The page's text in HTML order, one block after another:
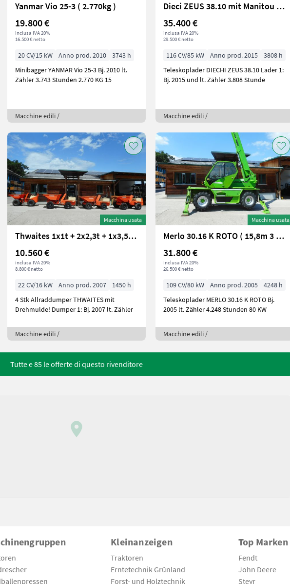
Yanmar Vio 25-3 ( 2.770kg )
19.800 €
inclusa IVA 20%
16.500 € netto
20 CV/15 kW Anno prod. 2010
3743 h
Minibagger YANMAR Vio 25-3 Bj. 2010 lt.
Zähler 3.743 Stunden 2.770 KG 15
Macchine edili /
Dieci ZEUS 38.10 mit Manitou Schnellwechsler
35.400 €
inclusa IVA 20%
29.500 € netto
116 CV/85 kW Anno prod. 2015
3808 h
Teleskoplader DIECHI ZEUS 38.10 Lader 1:
Bj. 2015 und lt. Zähler 3.808 Stunde
Macchine edili /
Macchina usata
Thwaites 1x1t + 2x2,3t + 1x3,5t mit Drehmulde
10.560 €
inclusa IVA 20%
8.800 € netto
22 CV/16 kW Anno prod. 2007
1450 h
4 Stk Allraddumper THWAITES mit
Drehmulde! Dumper 1: Bj. 2007 lt. Zähler
Macchine edili /
Macchina usata
Merlo 30.16 K ROTO ( 15,8m 3 Tonnen )
31.800 €
inclusa IVA 20%
26.500 € netto
109 CV/80 kW Anno prod. 2005
4248 h
Teleskoplader MERLO 30.16 K ROTO Bj.
2005 lt. Zähler 4.248 Stunden 80 KW
Macchine edili /
Tutte e 85 le offerte di questo rivenditore
Kleinanzeigen
Traktoren
Erntetechnik Grünland
Forst- und Holztechnik
Top Marken
Fendt
John Deere
Steyr